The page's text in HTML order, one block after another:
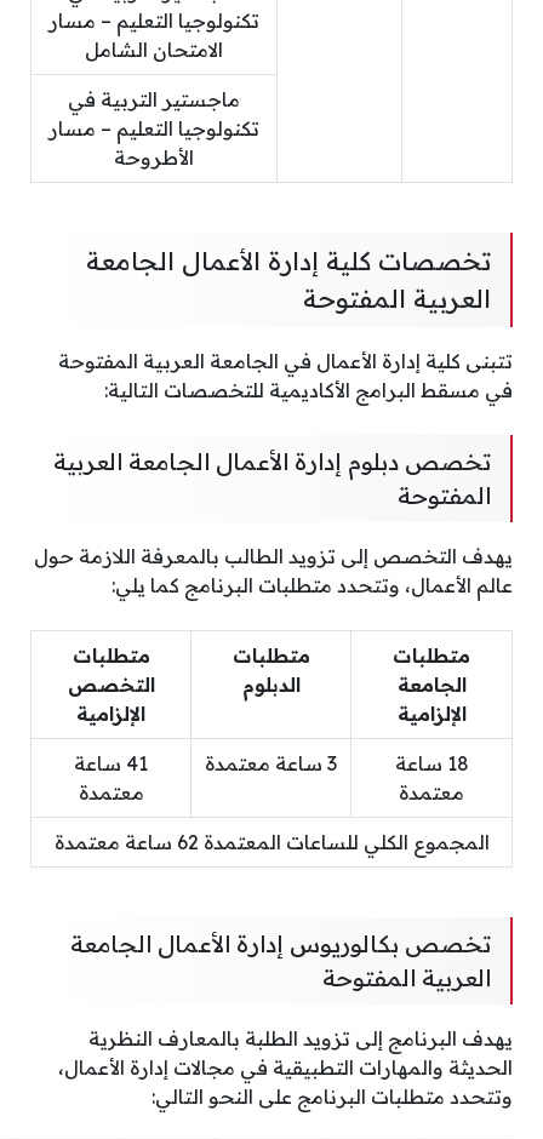
تكنولوجيا التعليم – مسار
الامتحان الشامل
ماجستير التربية في
تكنولوجيا التعليم – مسار
الأطروحة
تخصصات كلية إدارة الأعمال الجامعة
العربية المفتوحة
تتبنى كلية إدارة الأعمال في الجامعة العربية المفتوحة
في مسقط البرامج الأكاديمية للتخصصات التالية:
تخصص دبلوم إدارة الأعمال الجامعة العربية
المفتوحة
يهدف التخصص إلى تزويد الطالب بالمعرفة اللازمة حول
عالم الأعمال، وتتحدد متطلبات البرنامج كما يلي:
متطلبات
الجامعة
الإلزامية
متطلبات
الدبلوم
متطلبات
التخصص
الإلزامية
18 ساعة
معتمدة
3 ساعة معتمدة
41 ساعة
معتمدة
المجموع الكلي للساعات المعتمدة 62 ساعة معتمدة
تخصص بكالوريوس إدارة الأعمال الجامعة
العربية المفتوحة
يهدف البرنامج إلى تزويد الطلبة بالمعارف النظرية
الحديثة والمهارات التطبيقية في مجالات إدارة الأعمال،
وتتحدد متطلبات البرنامج على النحو التالي: